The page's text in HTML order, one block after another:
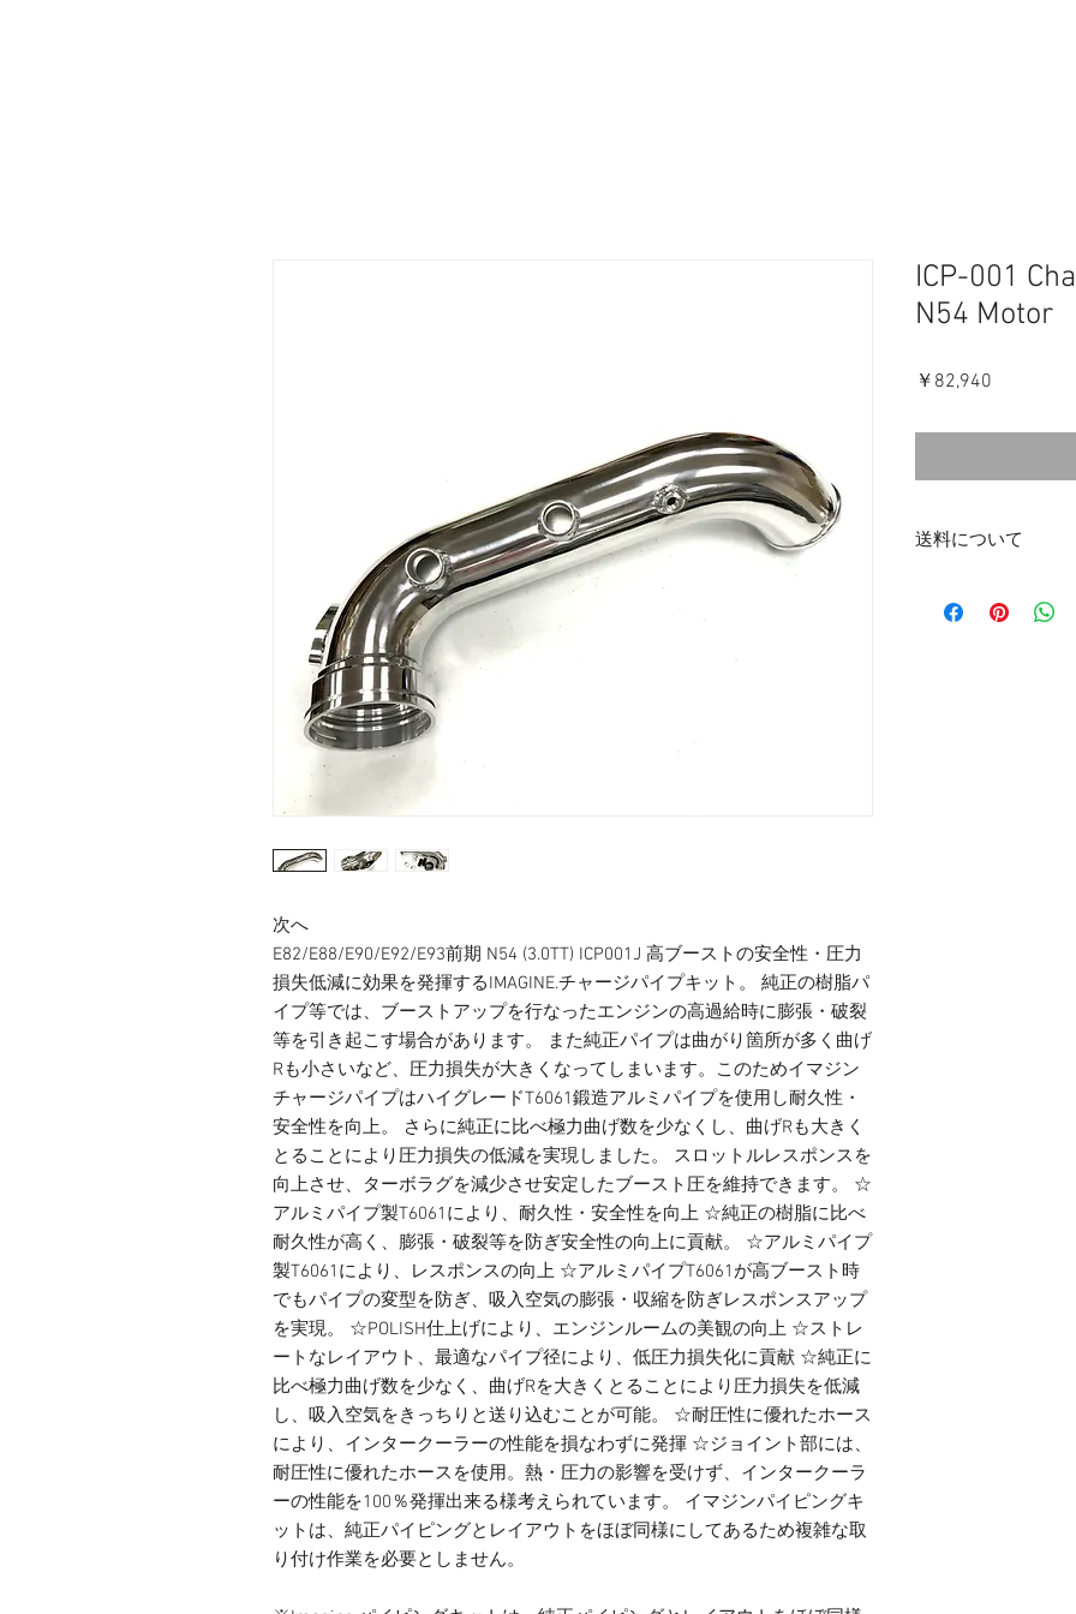
次へ
E82/E88/E90/E92/E93前期 N54 (3.0TT) ICP001J 高ブーストの安全性・圧力
損失低減に効果を発揮するIMAGINE.チャージパイプキット。 純正の樹脂パ
イプ等では、ブーストアップを行なったエンジンの高過給時に膨張・破裂
等を引き起こす場合があります。 また純正パイプは曲がり箇所が多く曲げ
Rも小さいなど、圧力損失が大きくなってしまいます。このためイマジン
チャージパイプはハイグレードT6061鍛造アルミパイプを使用し耐久性・
安全性を向上。 さらに純正に比べ極力曲げ数を少なくし、曲げRも大きく
とることにより圧力損失の低減を実現しました。 スロットルレスポンスを
向上させ、ターボラグを減少させ安定したブースト圧を維持できます。 ☆
アルミパイプ製T6061により、耐久性・安全性を向上 ☆純正の樹脂に比べ
耐久性が高く、膨張・破裂等を防ぎ安全性の向上に貢献。 ☆アルミパイプ
製T6061により、レスポンスの向上 ☆アルミパイプT6061が高ブースト時
でもパイプの変型を防ぎ、吸入空気の膨張・収縮を防ぎレスポンスアップ
を実現。 ☆POLISH仕上げにより、エンジンルームの美観の向上 ☆ストレ
ートなレイアウト、最適なパイプ径により、低圧力損失化に貢献 ☆純正に
比べ極力曲げ数を少なく、曲げRを大きくとることにより圧力損失を低減
し、吸入空気をきっちりと送り込むことが可能。 ☆耐圧性に優れたホース
により、インタークーラーの性能を損なわずに発揮 ☆ジョイント部には、
耐圧性に優れたホースを使用。熱・圧力の影響を受けず、インタークーラ
ーの性能を100％発揮出来る様考えられています。 イマジンパイピングキ
ットは、純正パイピングとレイアウトをほぼ同様にしてあるため複雑な取
り付け作業を必要としません。
ICP-001
N54 Motor
￥82,940
送料について
す。